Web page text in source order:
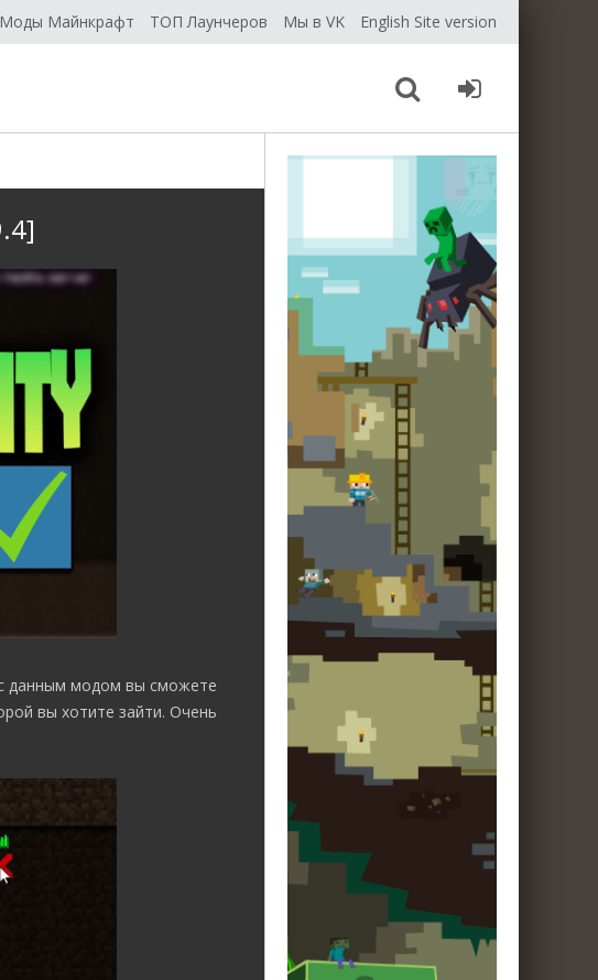
Моды Майнкрафт ТОП Лаунчеров Мы в VK English Site version
данным модом вы сможете
вы хотите зайти. Очень